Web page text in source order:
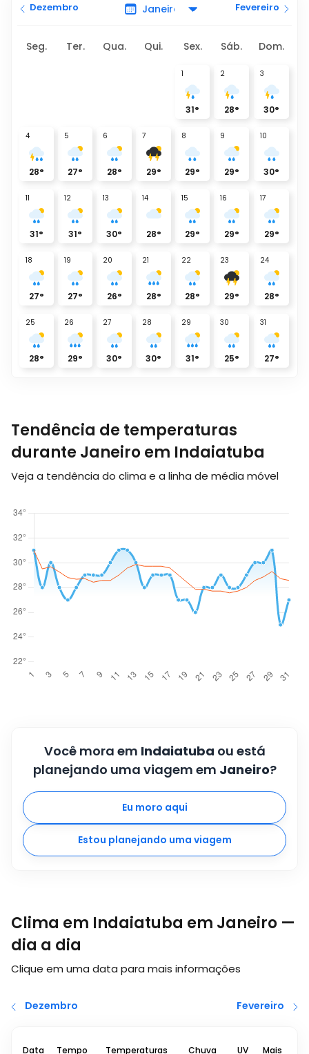
Dezembro Fevereiro
Seg. Ter. Qua. Qui. Sex. Sáb. Dom.
1
31°
2
28°
3
30°
4
28°
5
27°
6
28°
7
29°
8
29°
9
29°
10
30°
11
31°
12
31°
13
30°
14
28°
15
29°
16
29°
17
29°
18
27°
19
27°
20
26°
21
28°
22
28°
23
29°
24
28°
25
28°
26
29°
27
30°
28
30°
29
31°
30
25°
31
27°
Tendência de temperaturas
durante Janeiro em Indaiatuba
Veja a tendência do clima e a linha de média móvel
Você mora em Indaiatuba ou está
planejando uma viagem em Janeiro?
Eu moro aqui
Estou planejando uma viagem
Clima em Indaiatuba em Janeiro —
dia a dia
Clique em uma data para mais informações
Dezembro Fevereiro
Data Tempo Temperaturas Chuva UV Mais